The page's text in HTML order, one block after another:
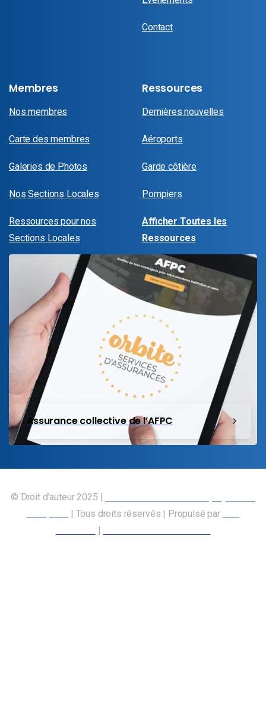
Contact
Membres
Nos membres
Carte des membres
Galeries de Photos
Nos Sections Locales
Ressources pour nos
Sections Locales
Ressources
Dernières nouvelles
Aéroports
Garde côtière
Pompiers
Afficher Toutes les
Ressources
Assurance collective de l’AFPC
© Droit d’auteur 2025 |
| Tous droits réservés | Propulsé par
|